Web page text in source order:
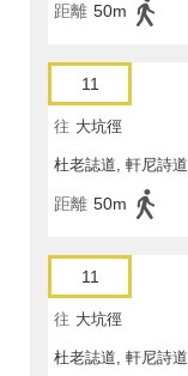
距離 50m
11
往 大坑徑
杜老誌道, 軒尼詩道
距離 50m
11
往 大坑徑
杜老誌道, 軒尼詩道